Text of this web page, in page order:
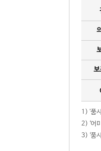
보
1) '품
2) ‘어
3) ‘품